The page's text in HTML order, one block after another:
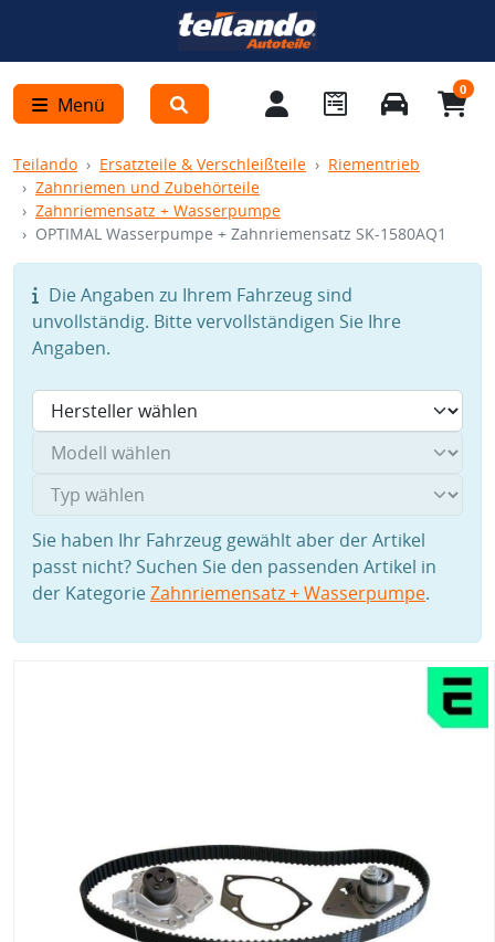
Menü
0
Teilando Ersatzteile & Verschleißteile
Riementrieb
Zahnriemen und Zubehörteile
Zahnriemensatz + Wasserpumpe
OPTIMAL Wasserpumpe + Zahnriemensatz SK-1580AQ1
Die Angaben zu Ihrem Fahrzeug sind
unvollständig. Bitte vervollständigen Sie Ihre
Angaben.
Sie haben Ihr Fahrzeug gewählt aber der Artikel
passt nicht? Suchen Sie den passenden Artikel in
der KategorieZahnriemensatz + Wasserpumpe.